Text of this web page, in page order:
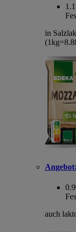
in
Angebot:
auch